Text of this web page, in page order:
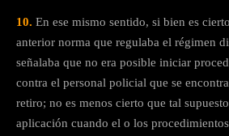
10. En ese mismo sentido, si bien es
anterior norma que regulaba el régimen
señalaba que no era posible iniciar
contra el personal policial que se
retiro; no es menos cierto que tal
aplicación cuando el o los